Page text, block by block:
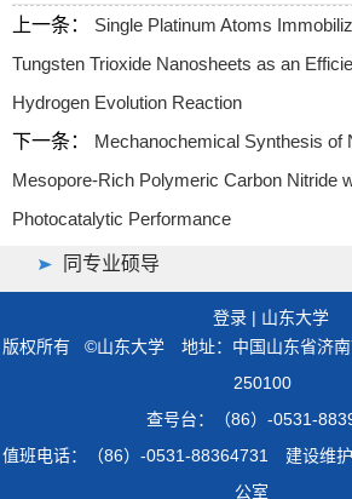
上一条：
Single Platinum Atoms
Tungsten Trioxide Nanosheets as an
Hydrogen Evolution Reaction
下一条：
Mechanochemical Synthesis of
Mesopore-Rich Polymeric Carbon Nitride
Photocatalytic Performance
同专业硕导
登录 | 山东大学
版权所有 ©山东大学 地址：中国山东省济南
250100
查号台：（86）-0531-
值班电话：（86）-0531-88364731 建设维
公室